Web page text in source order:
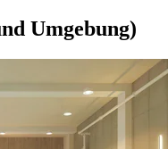
Umgebung)